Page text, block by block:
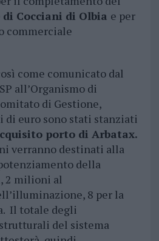
Cocciani di Olbia e per
commerciale
come comunicato dal
all’Organismo di
di Gestione,
euro sono stati stanziati
porto di Arbatax.
verranno destinati alla
della
2 milioni al
8 per la
Il totale degli
del sistema